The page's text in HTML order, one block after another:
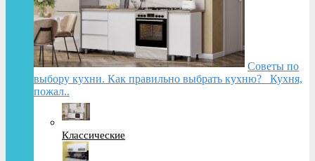
Советы по
выбору кухни. Как правильно выбрать кухню? Кухня,
пожал..
Классические